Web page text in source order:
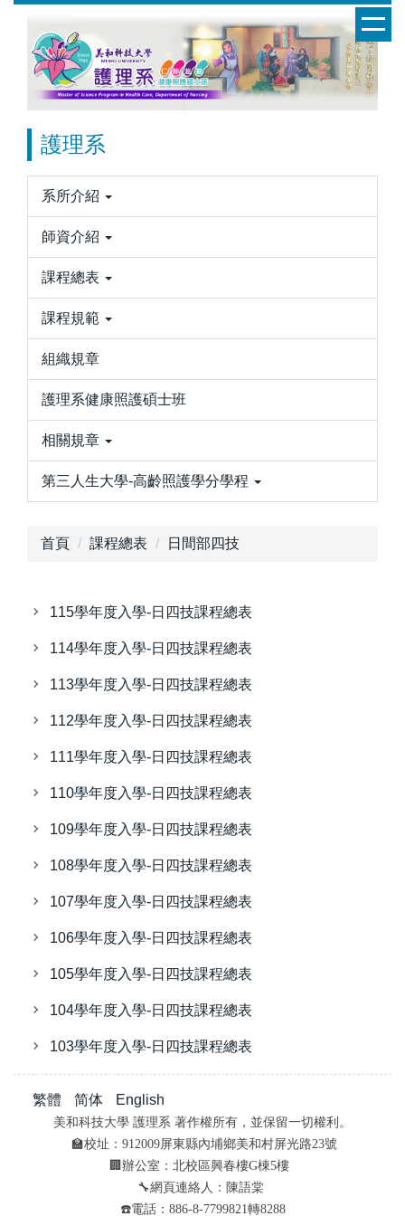
護理系
系所介紹
師資介紹
課程總表
課程規範
組織規章
護理系健康照護碩士班
相關規章
第三人生大學-高齡照護學分學程
首頁 課程總表 日間部四技
115學年度入學-日四技課程總表
114學年度入學-日四技課程總表
113學年度入學-日四技課程總表
112學年度入學-日四技課程總表
111學年度入學-日四技課程總表
110學年度入學-日四技課程總表
109學年度入學-日四技課程總表
108學年度入學-日四技課程總表
107學年度入學-日四技課程總表
106學年度入學-日四技課程總表
105學年度入學-日四技課程總表
104學年度入學-日四技課程總表
103學年度入學-日四技課程總表
繁體 简体 English
美和科技大學 護理系 著作權所有，並保留一切權利。
🏫校址：912009屏東縣內埔鄉美和村屏光路23號
🏢辦公室：北校區興春樓G棟5樓
🔧網頁連絡人：陳語棠
☎️電話：886-8-7799821轉8288